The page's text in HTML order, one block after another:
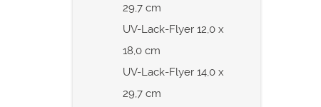
29,7 cm
UV-Lack-Flyer 12,0 x
18,0 cm
UV-Lack-Flyer 14,0 x
29,7 cm